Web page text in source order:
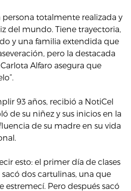
totalmente realizada y
del mundo. Tiene trayectoria,
y una familia extendida que
pero la destacada
Alfaro asegura que
93 años, recibió a NotiCel
de su niñez y sus inicios en la
de su madre en su vida
esto: el primer día de clases
dos cartulinas, una que
estremecí. Pero después sacó